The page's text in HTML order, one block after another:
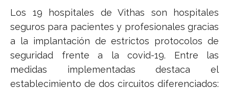
Los 19 hospitales de Vithas son hospitales
seguros para pacientes y profesionales gracias
a la implantación de estrictos protocolos de
seguridad frente a la covid-19. Entre las
medidas implementadas destaca el
establecimiento de dos circuitos diferenciados: